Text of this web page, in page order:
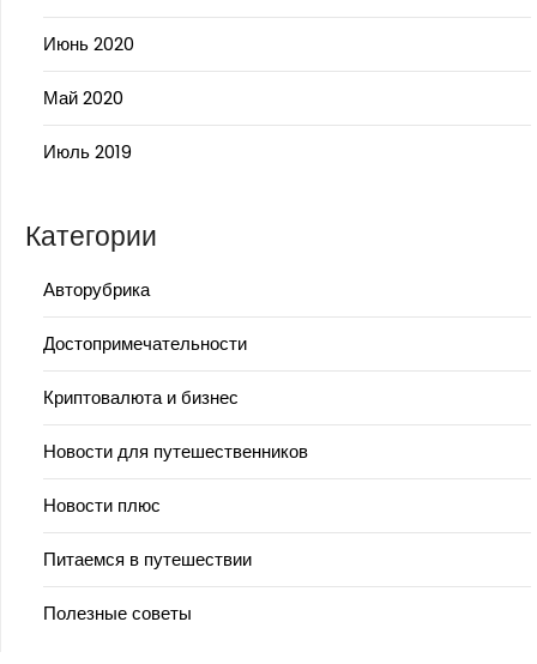
Июнь 2020
Май 2020
Июль 2019
Категории
Авторубрика
Достопримечательности
Криптовалюта и бизнес
Новости для путешественников
Новости плюс
Питаемся в путешествии
Полезные советы